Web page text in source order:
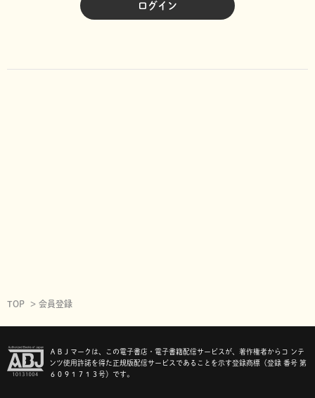
ログイン
TOP 会員登録
ＡＢＪマークは、この電子書店・電子書籍配信サービスが、著作権者からコ ンテ
ンツ使用許諾を得た正規版配信サービスであることを示す登録商標（登録 番号 第
６０９１７１３号）です。